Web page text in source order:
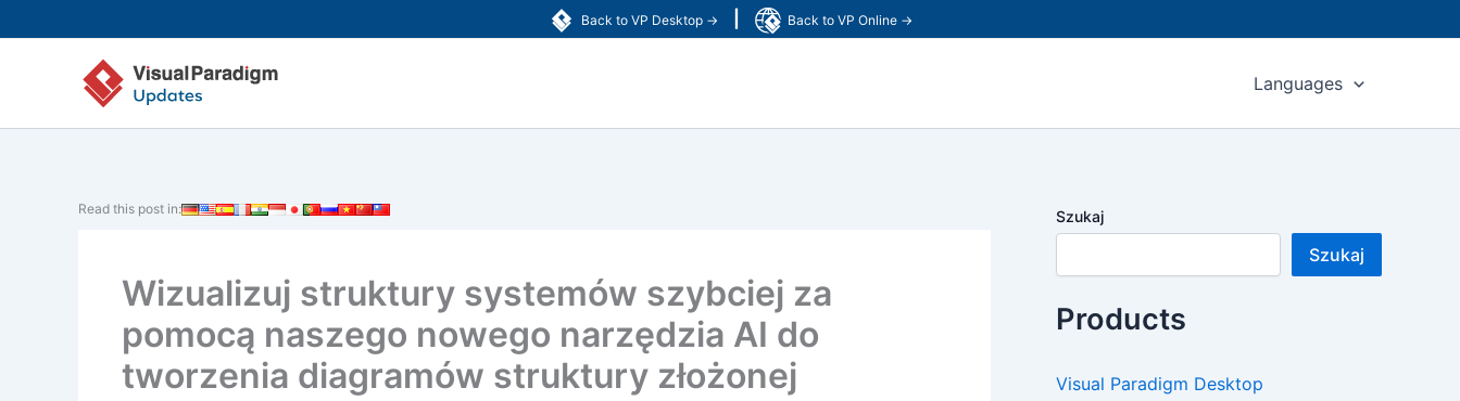
Back to VP Desktop → Back to VP Online →
do
Languages
Read this post in:
Wizualizuj struktury systemów szybciej za
pomocą naszego nowego narzędzia AI do
tworzenia diagramów struktury złożonej
Szukaj
Szukaj
Products
Visual Paradigm Desktop